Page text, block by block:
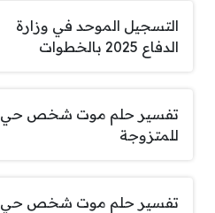
التسجيل الموحد في وزارة
الدفاع 2025 بالخطوات
تفسير حلم موت شخص حي
للمتزوجة
تفسير حلم موت شخص حي